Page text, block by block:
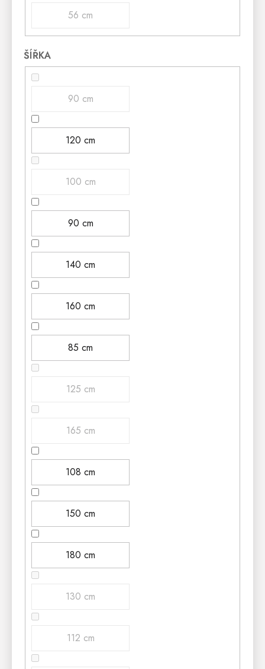
56 cm
ŠÍŘKA
90 cm
120 cm
100 cm
90 cm
140 cm
160 cm
85 cm
125 cm
165 cm
108 cm
150 cm
180 cm
130 cm
112 cm